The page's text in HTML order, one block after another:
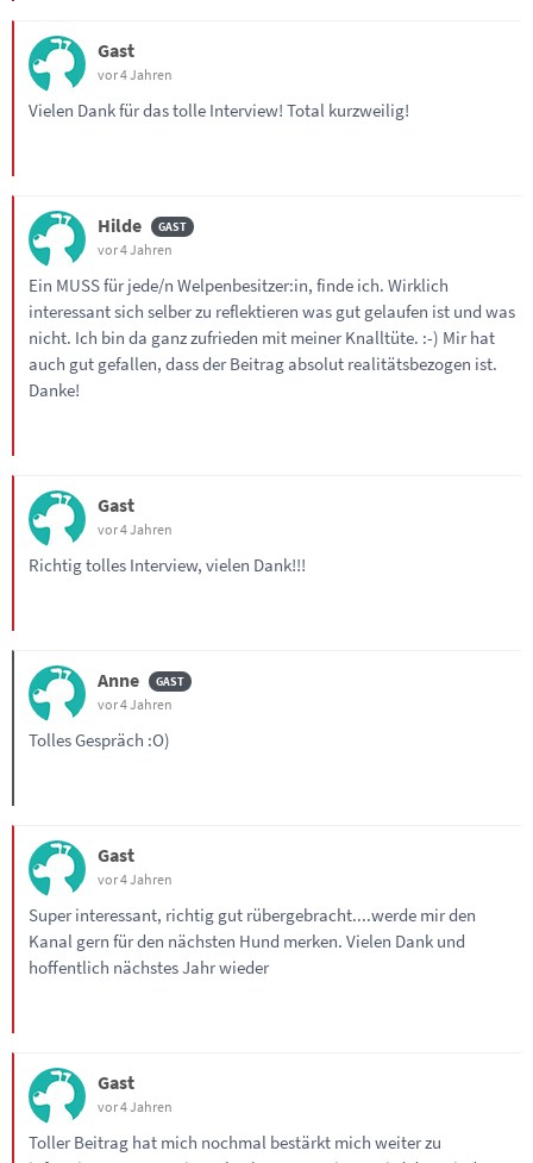
Gast
vor 4 Jahren
Vielen Dank für das tolle Interview! Total kurzweilig!
Hilde
vor 4 Jahren
Ein MUSS für jede/n Welpenbesitzer:in, finde ich. Wirklich
interessant sich selber zu reflektieren was gut gelaufen ist und was
nicht. Ich bin da ganz zufrieden mit meiner Knalltüte. :-) Mir hat
auch gut gefallen, dass der Beitrag absolut realitätsbezogen ist.
Danke!
Gast
vor 4 Jahren
Richtig tolles Interview, vielen Dank!!!
Anne
vor 4 Jahren
Tolles Gespräch :O)
Gast
vor 4 Jahren
Super interessant, richtig gut rübergebracht....werde mir den
Kanal gern für den nächsten Hund merken. Vielen Dank und
hoffentlich nächstes Jahr wieder
Gast
vor 4 Jahren
Toller Beitrag hat mich nochmal bestärkt mich weiter zu